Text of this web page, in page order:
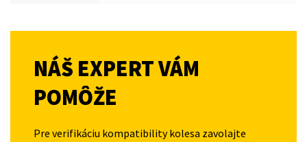
NÁŠ EXPERT VÁM
POMÔŽE
Pre verifikáciu kompatibility kolesa zavolajte